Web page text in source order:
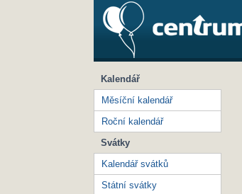
Kalendář
Měsíční kalendář
Roční kalendář
Svátky
Kalendář svátků
Státní svátky